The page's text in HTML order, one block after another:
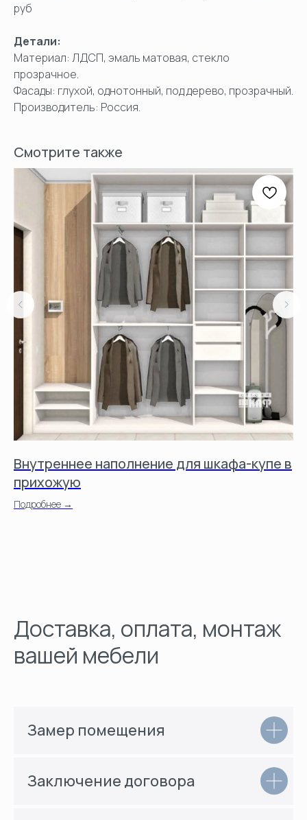
руб
Детали:
Материал: ЛДСП, эмаль матовая, стекло
прозрачное.
Фасады: глухой, однотонный, под дерево, прозрачный.
Производитель: Россия.
Смотрите также
Внутреннее наполнение для шкафа-купе в
прихожую
Подробнее →
Доставка, оплата, монтаж
вашей мебели
Замер помещения
Заключение договора